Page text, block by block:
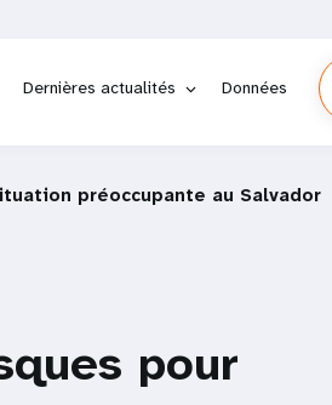
Dernières actualités Données
préoccupante au Salvador
pour